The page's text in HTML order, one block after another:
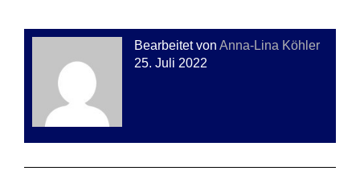
Bearbeitet von Anna-Lina Köhler
25. Juli 2022